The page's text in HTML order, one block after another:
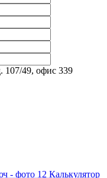
107/49, офис 339
Калькулятор